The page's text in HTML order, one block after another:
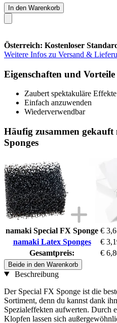
In den Warenkorb
Österreich: Kostenloser
Weitere Infos zu Versand &
Eigenschaften und Vorteile
Zaubert spektakuläre Effekte
Einfach anzuwenden
Wiederverwendbar
Häufig zusammen
Sponges
namaki Special FX Sponge €
namaki Latex Sponges
€
Gesamtpreis:
€
Beide in den Warenkorb
Beschreibung
Der Special FX Sponge ist die
Sortiment, denn du kannst dank
Spezialeffekten aufwerten. Durch
Klopfen lassen sich